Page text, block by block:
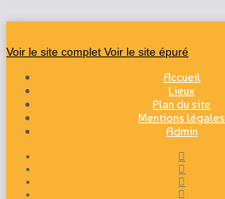
Voir le site complet Voir le site épuré
Accueil
Lieux
Plan du site
Mentions légales
Admin